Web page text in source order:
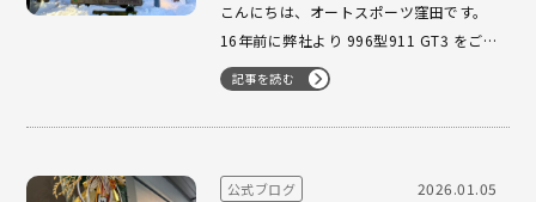
こんにちは、オートスポーツ窪田です。
16年前に弊社より 996型911 GT3 をご
購入いただいた北海道在住のお客様よ
り、このたび「そろそろ次のオーナーへ
託したい」とのお気持ちとともに、ご連
ョンの状態からスタートし、長年にわた
記事を読む
公式ブログ 2026.01.05